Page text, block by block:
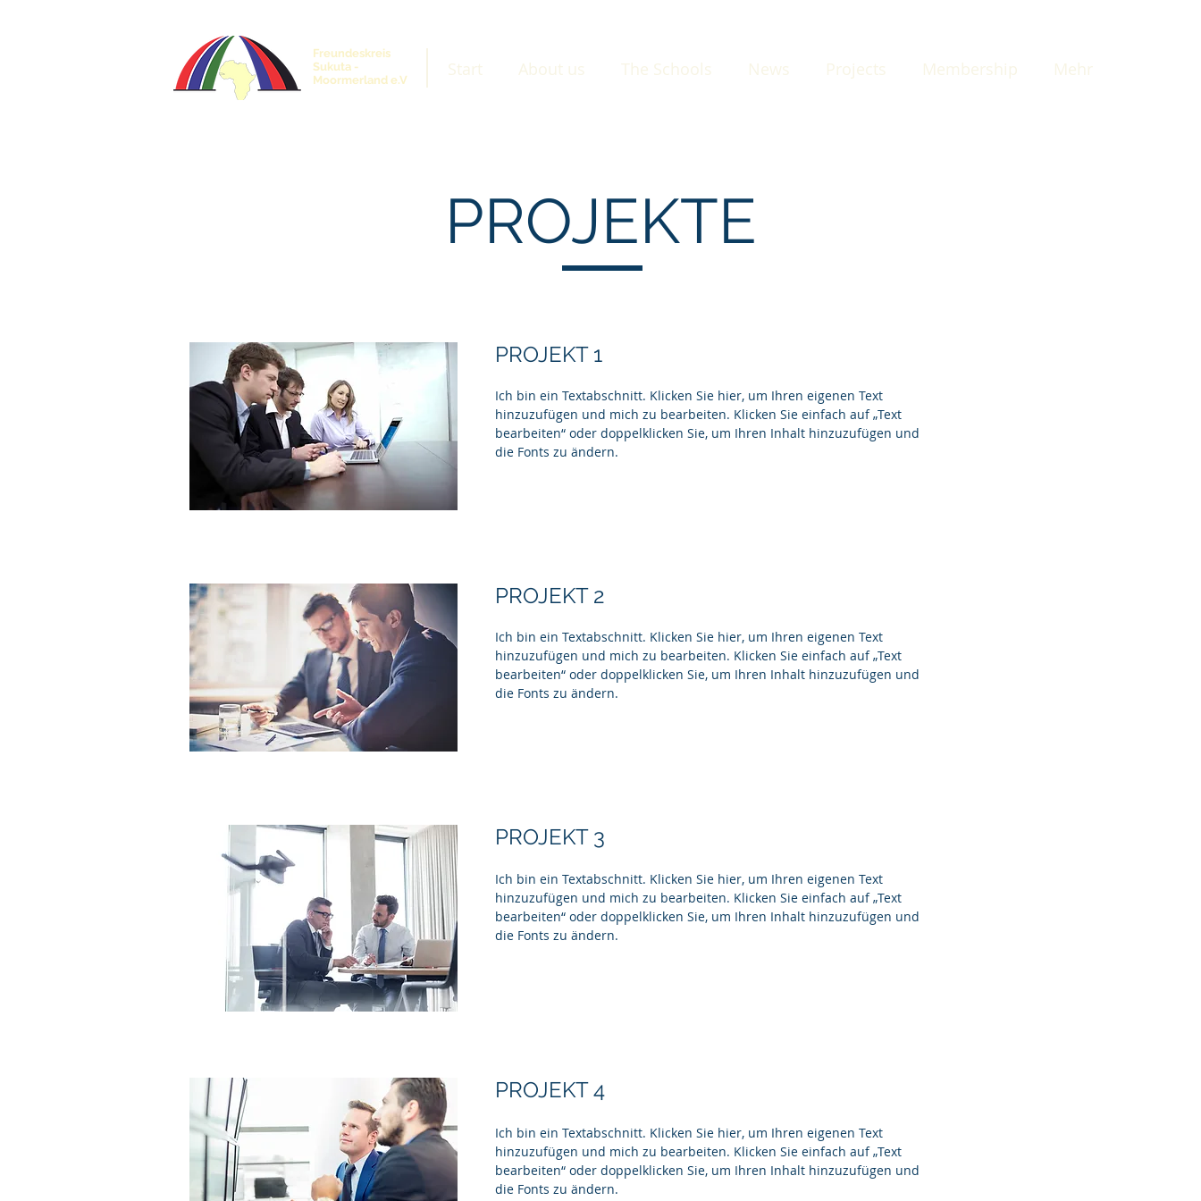
Freundeskreis
Sukuta -
Moormerland e.V
Start About us The Schools News Projects Membership Mehr
PROJEKTE
PROJEKT 1
Ich bin ein Textabschnitt. Klicken Sie hier, um Ihren eigenen Text
hinzuzufügen und mich zu bearbeiten. Klicken Sie einfach auf „Text
bearbeiten“ oder doppelklicken Sie, um Ihren Inhalt hinzuzufügen und
die Fonts zu ändern.
PROJEKT 2
Ich bin ein Textabschnitt. Klicken Sie hier, um Ihren eigenen Text
hinzuzufügen und mich zu bearbeiten. Klicken Sie einfach auf „Text
bearbeiten“ oder doppelklicken Sie, um Ihren Inhalt hinzuzufügen und
die Fonts zu ändern.
PROJEKT 3
Ich bin ein Textabschnitt. Klicken Sie hier, um Ihren eigenen Text
hinzuzufügen und mich zu bearbeiten. Klicken Sie einfach auf „Text
bearbeiten“ oder doppelklicken Sie, um Ihren Inhalt hinzuzufügen und
die Fonts zu ändern.
PROJEKT 4
Ich bin ein Textabschnitt. Klicken Sie hier, um Ihren eigenen Text
hinzuzufügen und mich zu bearbeiten. Klicken Sie einfach auf „Text
bearbeiten“ oder doppelklicken Sie, um Ihren Inhalt hinzuzufügen und
die Fonts zu ändern.